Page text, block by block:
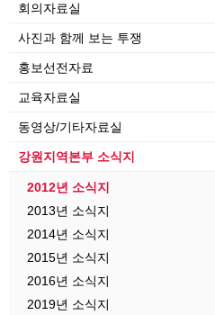
회의자료실
사진과 함께 보는 투쟁
홍보선전자료
교육자료실
동영상/기타자료실
강원지역본부 소식지
2012년 소식지
2013년 소식지
2014년 소식지
2015년 소식지
2016년 소식지
2019년 소식지